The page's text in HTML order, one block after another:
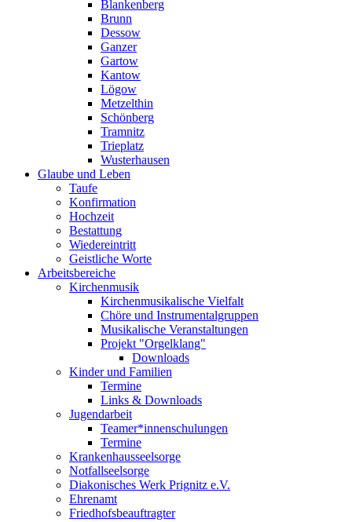
Blankenberg
Brunn
Dessow
Ganzer
Gartow
Kantow
Lögow
Metzelthin
Schönberg
Tramnitz
Trieplatz
Wusterhausen
Glaube und Leben
Taufe
Konfirmation
Hochzeit
Bestattung
Wiedereintritt
Geistliche Worte
Arbeitsbereiche
Kirchenmusik
Kirchenmusikalische Vielfalt
Chöre und Instrumentalgruppen
Musikalische Veranstaltungen
Projekt "Orgelklang"
Downloads
Kinder und Familien
Termine
Links & Downloads
Jugendarbeit
Teamer*innenschulungen
Termine
Krankenhausseelsorge
Notfallseelsorge
Diakonisches Werk Prignitz e.V.
Ehrenamt
Friedhofsbeauftragter